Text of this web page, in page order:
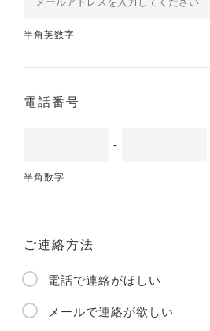
半角英数字
電話番号
-
半角数字
ご連絡方法
電話で連絡がほしい
メールで連絡が欲しい